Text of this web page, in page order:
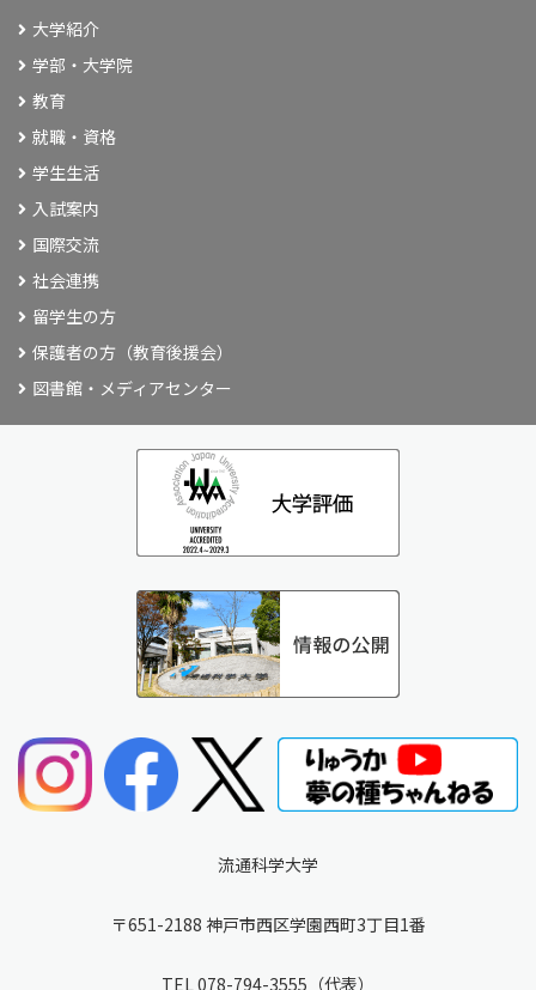
大学紹介
学部・大学院
教育
就職・資格
学生生活
入試案内
国際交流
社会連携
留学生の方
保護者の方（教育後援会）
図書館・メディアセンター
流通科学大学
〒651-2188 神戸市西区学園西町3丁目1番
TEL 078-794-3555 （代表）